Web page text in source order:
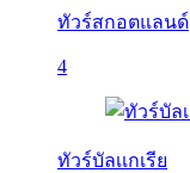
ทัวร์สกอตแลนด์
4
ทัวร์บัลเเกเรีย